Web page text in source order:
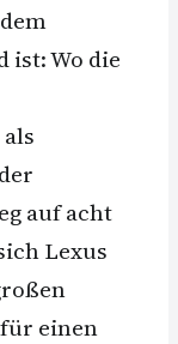
ist: Wo die
auf acht
Lexus
einen